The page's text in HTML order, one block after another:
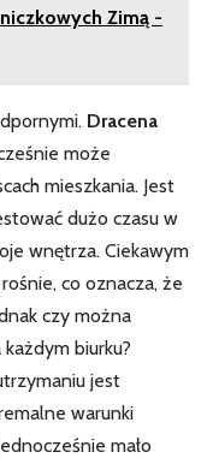
Zimą -
Dracena
może‍
mieszkania. Jest
dużo czasu ⁣w
wnętrza. Ciekawym
co‍ oznacza, że
czy​ można
‌biurku?
jest
warunki
mało